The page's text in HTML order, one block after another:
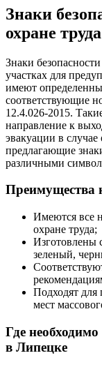
Знаки
охране
Знаки
участках для
имеют
соответствующие
12.4.026-2015.
направление к
эвакуации в
предлагающие
различными
Преимущества
Имеются все
охране труда;
зеленый,
Подходят
мест
Где
в Липецке